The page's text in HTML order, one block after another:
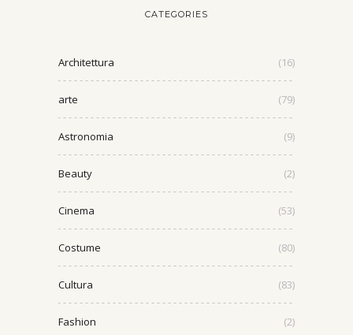
CATEGORIES
Architettura (16)
arte (79)
Astronomia (9)
Beauty (2)
Cinema (53)
Costume (80)
Cultura (83)
Fashion (2)